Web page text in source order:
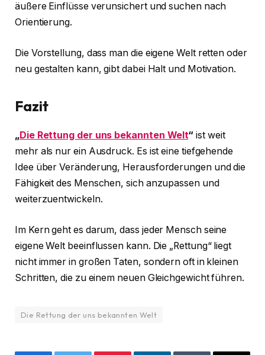
äußere Einflüsse verunsichert und suchen nach
Orientierung.
Die Vorstellung, dass man die eigene Welt retten oder
neu gestalten kann, gibt dabei Halt und Motivation.
Fazit
„Die Rettung der uns bekannten Welt“ ist weit
mehr als nur ein Ausdruck. Es ist eine tiefgehende
Idee über Veränderung, Herausforderungen und die
Fähigkeit des Menschen, sich anzupassen und
weiterzuentwickeln.
Im Kern geht es darum, dass jeder Mensch seine
eigene Welt beeinflussen kann. Die „Rettung“ liegt
nicht immer in großen Taten, sondern oft in kleinen
Schritten, die zu einem neuen Gleichgewicht führen.
Die Rettung der uns bekannten Welt